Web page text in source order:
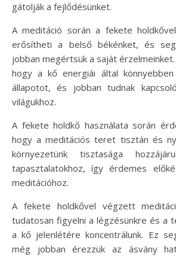
gátolják a fejlődésünket.
A meditáció során a fekete
erősítheti a belső békénket, és
jobban megértsük a saját
hogy a kő energiái által
állapotot, és jobban tudnak
világukhoz.
A fekete holdkő használata során
hogy a meditációs teret tisztán és
környezetünk tisztasága
tapasztalatokhoz, így érdemes
meditációhoz.
A fekete holdkővel végzett
tudatosan figyelni a légzésünkre és a
a kő jelenlétére koncentrálunk. Ez
még jobban érezzük az ásvány